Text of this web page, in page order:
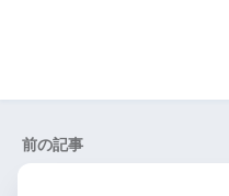
前の記事